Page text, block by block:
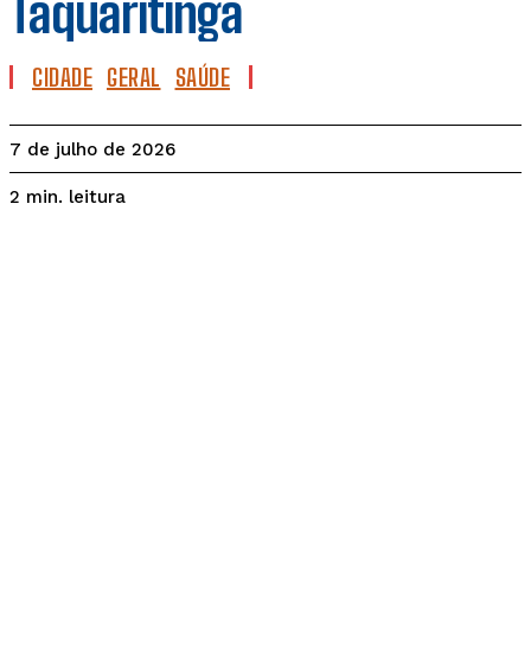
Taquaritinga
CIDADE GERAL SAÚDE
7 de julho de 2026
2 min. leitura